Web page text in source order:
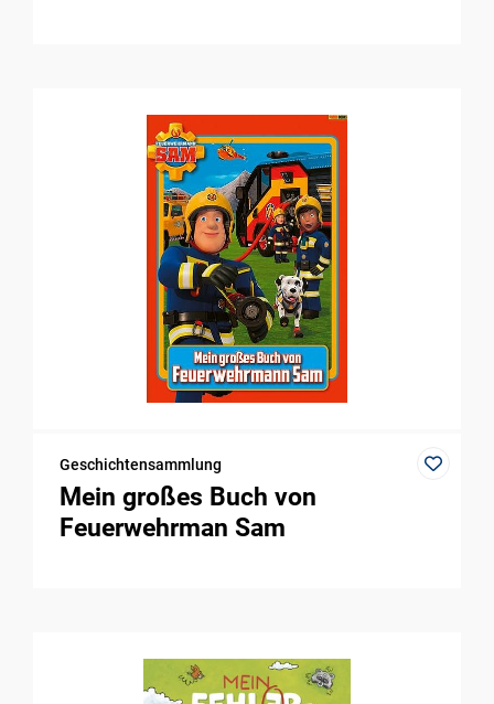
Geschichtensammlung
Mein großes Buch von
Feuerwehrman Sam